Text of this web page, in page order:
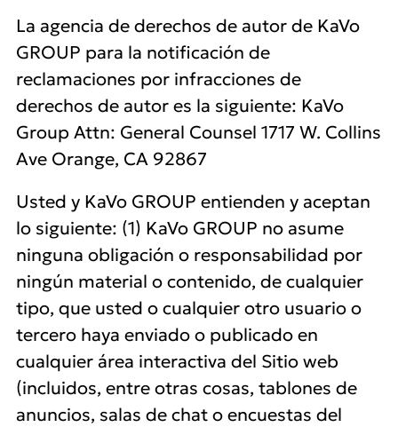
La agencia de derechos de autor de KaVo
GROUP para la notificación de
reclamaciones por infracciones de
derechos de autor es la siguiente: KaVo
Group Attn: General Counsel 1717 W. Collins
Ave Orange, CA 92867
Usted y KaVo GROUP entienden y aceptan
lo siguiente: (1) KaVo GROUP no asume
ninguna obligación o responsabilidad por
ningún material o contenido, de cualquier
tipo, que usted o cualquier otro usuario o
tercero haya enviado o publicado en
cualquier área interactiva del Sitio web
(incluidos, entre otras cosas, tablones de
anuncios, salas de chat o encuestas del